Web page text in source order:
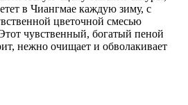
в Чиангмае каждую зиму, с
цветочной смесью
чувственный, богатый пеной
нежно очищает и обволакивает